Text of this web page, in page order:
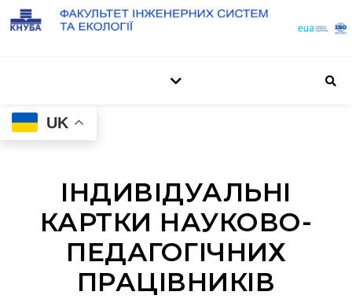
UK
ІНДИВІДУАЛЬНІ
КАРТКИ НАУКОВО-
ПЕДАГОГІЧНИХ
ПРАЦІВНИКІВ